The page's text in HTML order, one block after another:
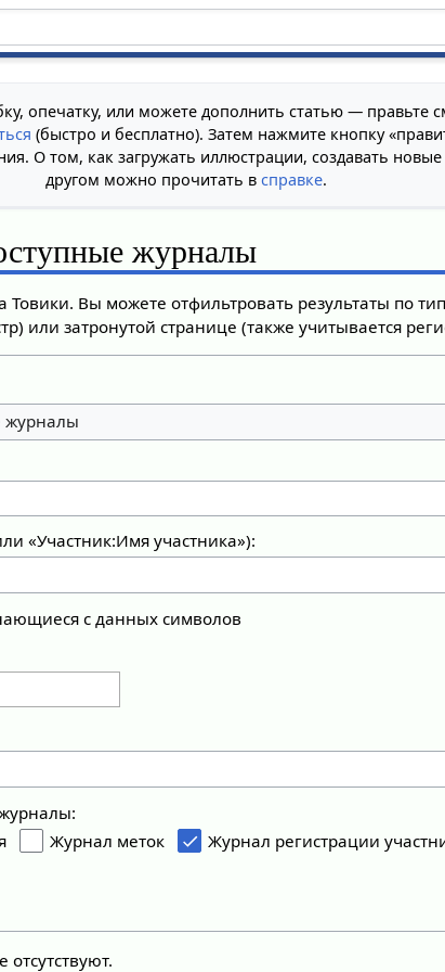
опечатку, или можете дополнить статью — правьте
(быстро и бесплатно). Затем нажмите кнопку
О том, как загружать иллюстрации, создавать
другом можно прочитать в справке.
журналы
Вы можете отфильтровать результаты по
или затронутой странице (также учитывается
журналы
«Участник:Имя участника»):
с данных символов
Журнал меток Журнал регистрации